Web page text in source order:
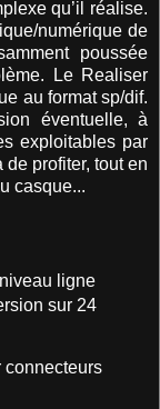
qu’il réalise.
numérique de
poussée
Le Realiser
au format sp/dif.
éventuelle, à
exploitables par
profiter, tout en
casque...
ligne
sur 24